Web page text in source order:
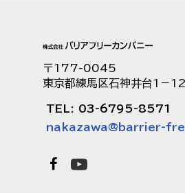
〒177-0045
東京都練馬区石神井台1－
TEL: 03-6795-8571
nakazawa@barrier-